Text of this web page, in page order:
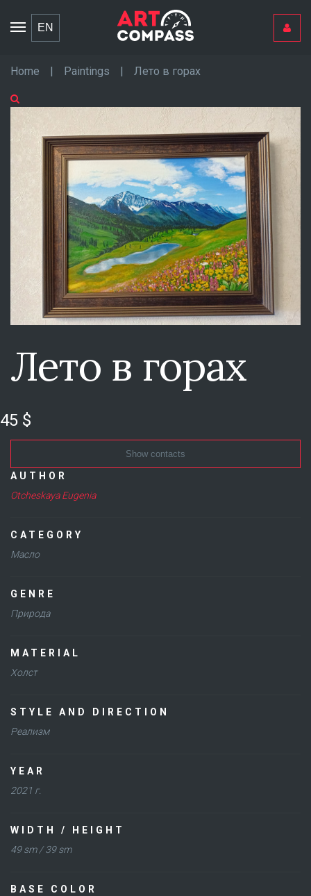
Toggle
navigation
EN
Home | Paintings | Лето в горах
Лето в горах
45 $
Show contacts
AUTHOR
Otcheskaya Eugenia
CATEGORY
Масло
GENRE
Природа
MATERIAL
Холст
STYLE AND DIRECTION
Реализм
YEAR
2021 г.
WIDTH / HEIGHT
49 sm / 39 sm
BASE COLOR